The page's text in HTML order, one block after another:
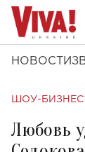
НОВОСТИ
ШОУ-БИЗНЕС
Любовь